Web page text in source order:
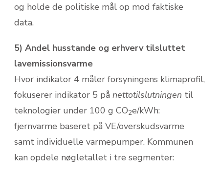
og holde de politiske mål op mod faktiske
data.
5) Andel husstande og erhverv tilsluttet
lavemissionsvarme
Hvor indikator 4 måler forsyningens klimaprofil,
fokuserer indikator 5 på netto­tilslutningen til
teknologier under 100 g CO2e/kWh:
fjernvarme baseret på VE/overskudsvarme
samt individuelle varmepumper. Kommunen
kan opdele nøgletallet i tre segmenter: